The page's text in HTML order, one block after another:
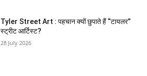
Tyler Street Art : पहचान क्यों छुपाते हैं “टायलर”
स्ट्रीट आर्टिस्ट?
28 July 2026